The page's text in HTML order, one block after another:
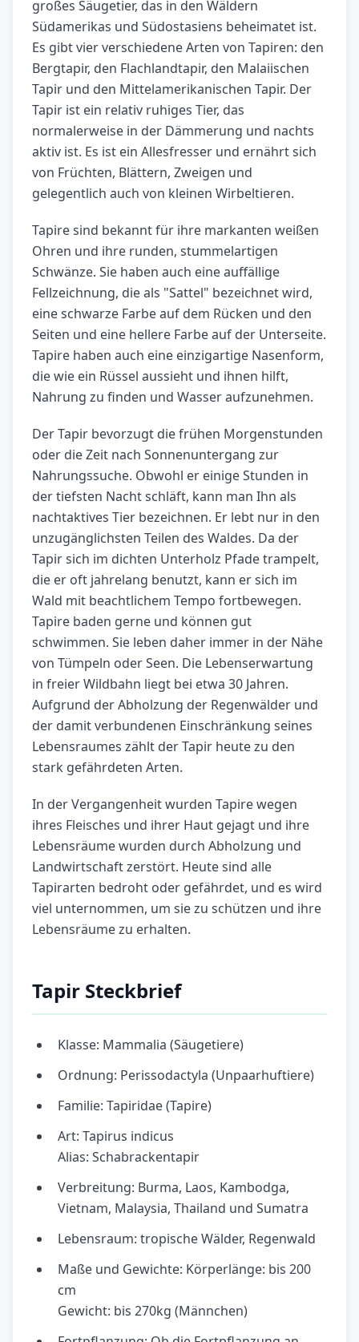
großes Säugetier, das in den Wäldern
Südamerikas und Südostasiens beheimatet ist.
Es gibt vier verschiedene Arten von Tapiren: den
Bergtapir, den Flachlandtapir, den Malaiischen
Tapir und den Mittelamerikanischen Tapir. Der
Tapir ist ein relativ ruhiges Tier, das
normalerweise in der Dämmerung und nachts
aktiv ist. Es ist ein Allesfresser und ernährt sich
von Früchten, Blättern, Zweigen und
gelegentlich auch von kleinen Wirbeltieren.
Tapire sind bekannt für ihre markanten weißen
Ohren und ihre runden, stummelartigen
Schwänze. Sie haben auch eine auffällige
Fellzeichnung, die als "Sattel" bezeichnet wird,
eine schwarze Farbe auf dem Rücken und den
Seiten und eine hellere Farbe auf der Unterseite.
Tapire haben auch eine einzigartige Nasenform,
die wie ein Rüssel aussieht und ihnen hilft,
Nahrung zu finden und Wasser aufzunehmen.
Der Tapir bevorzugt die frühen Morgenstunden
oder die Zeit nach Sonnenuntergang zur
Nahrungssuche. Obwohl er einige Stunden in
der tiefsten Nacht schläft, kann man Ihn als
nachtaktives Tier bezeichnen. Er lebt nur in den
unzugänglichsten Teilen des Waldes. Da der
Tapir sich im dichten Unterholz Pfade trampelt,
die er oft jahrelang benutzt, kann er sich im
Wald mit beachtlichem Tempo fortbewegen.
Tapire baden gerne und können gut
schwimmen. Sie leben daher immer in der Nähe
von Tümpeln oder Seen. Die Lebenserwartung
in freier Wildbahn liegt bei etwa 30 Jahren.
Aufgrund der Abholzung der Regenwälder und
der damit verbundenen Einschränkung seines
Lebensraumes zählt der Tapir heute zu den
stark gefährdeten Arten.
In der Vergangenheit wurden Tapire wegen
ihres Fleisches und ihrer Haut gejagt und ihre
Lebensräume wurden durch Abholzung und
Landwirtschaft zerstört. Heute sind alle
Tapirarten bedroht oder gefährdet, und es wird
viel unternommen, um sie zu schützen und ihre
Lebensräume zu erhalten.
Tapir Steckbrief
Klasse: Mammalia (Säugetiere)
Ordnung: Perissodactyla (Unpaarhuftiere)
Familie: Tapiridae (Tapire)
Art: Tapirus indicus
Alias: Schabrackentapir
Verbreitung: Burma, Laos, Kambodga,
Vietnam, Malaysia, Thailand und Sumatra
Lebensraum: tropische Wälder, Regenwald
Maße und Gewichte: Körperlänge: bis 200
cm
Gewicht: bis 270kg (Männchen)